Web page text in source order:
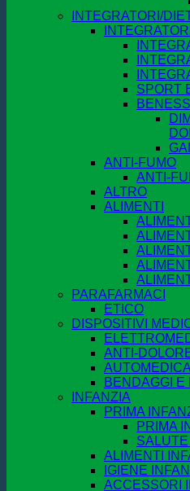
INTEGRATORI/
INTEGRATORI
SPORT
ANTI-FUMO
ANTI-
ALTRO
ALIMENTI
PARAFARMACI
ETICO
DISPOSITIVI
ANTI-
BENDAGGI E
INFANZIA
PRIMA
PRIMA
ALIMENTI
IGIENE
ACCESSORI